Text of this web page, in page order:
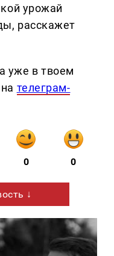
урожай
расскажет
уже в твоем
телеграм-
0 0
↓